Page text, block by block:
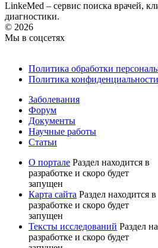
LinkeMed – сервис поиска врачей,
диагностики.
© 2026
Мы в соцсетях
Политика обработки
Политика конфиденциальности
Заболевания
Форум
Документы
Научные работы
Статьи
О портале Раздел находится в
разработке и скоро будет
запущен
Карта сайта Раздел находится в
разработке и скоро будет
запущен
Тексты исследований Раздел
разработке и скоро будет